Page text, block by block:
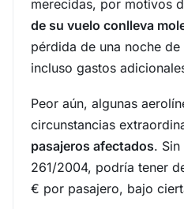
merecidas, por motivos
de su vuelo conlleva
pérdida de una noche
incluso gastos
Peor aún, algunas
circunstancias
pasajeros afectados.
261/2004, podría tener
€ por pasajero, bajo